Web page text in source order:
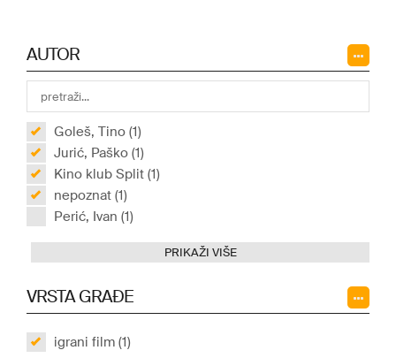
AUTOR
Goleš, Tino (1)
Jurić, Paško (1)
Kino klub Split (1)
nepoznat (1)
Perić, Ivan (1)
PRIKAŽI VIŠE
VRSTA GRAĐE
igrani film (1)